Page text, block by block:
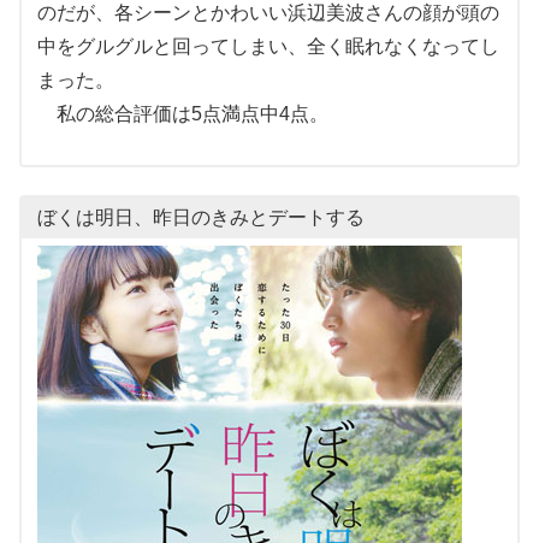
のだが、各シーンとかわいい浜辺美波さんの顔が頭の
中をグルグルと回ってしまい、全く眠れなくなってし
まった。
私の総合評価は5点満点中4点。
ぼくは明日、昨日のきみとデートする